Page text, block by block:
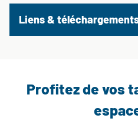
Liens &
Profitez de vos